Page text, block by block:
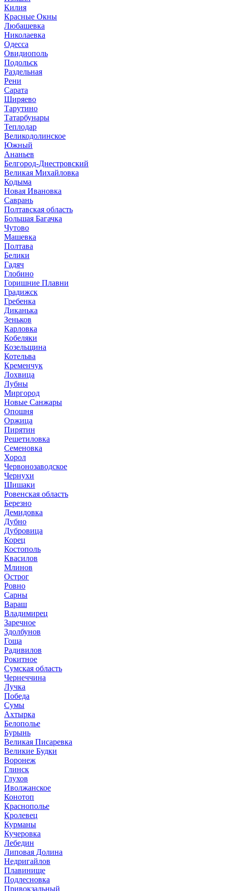
Килия
Красные Окны
Любашевка
Николаевка
Одесса
Овидиополь
Подольск
Раздельная
Рени
Сарата
Ширяево
Тарутино
Татарбунары
Теплодар
Великодолинское
Южный
Ананьев
Белгород-Днестровский
Великая Михайловка
Кодыма
Новая Ивановка
Саврань
Полтавская область
Большая Багачка
Чутово
Машевка
Полтава
Белики
Гадяч
Глобино
Горишние Плавни
Градижск
Гребенка
Диканька
Зеньков
Карловка
Кобеляки
Козельщина
Котельва
Кременчук
Лохвица
Лубны
Миргород
Новые Санжары
Опошня
Оржица
Пирятин
Решетиловка
Семеновка
Хорол
Червонозаводское
Чернухи
Шишаки
Ровенская область
Березно
Демидовка
Дубно
Дубровица
Корец
Костополь
Квасилов
Млинов
Острог
Ровно
Сарны
Вараш
Владимирец
Заречное
Здолбунов
Гоща
Радивилов
Рокитное
Сумская область
Чернеччина
Лучка
Победа
Сумы
Ахтырка
Белополье
Бурынь
Великая Писаревка
Великие Будки
Воронеж
Глинск
Глухов
Иволжанское
Конотоп
Краснополье
Кролевец
Курманы
Кучеровка
Лебедин
Липовая Долина
Недригайлов
Плавинище
Подлесновка
Привокзальный